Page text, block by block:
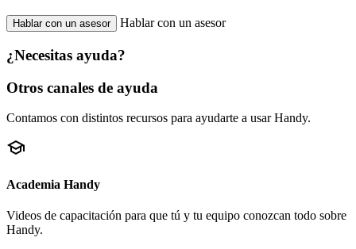
Hablar con un asesor Hablar con un asesor
¿Necesitas ayuda?
Otros canales de ayuda
Contamos con distintos recursos para ayudarte a usar Handy.
school
Academia Handy
Videos de capacitación para que tú y tu equipo conozcan todo sobre
Handy.